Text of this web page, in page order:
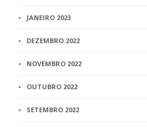
JANEIRO 2023
DEZEMBRO 2022
NOVEMBRO 2022
OUTUBRO 2022
SETEMBRO 2022